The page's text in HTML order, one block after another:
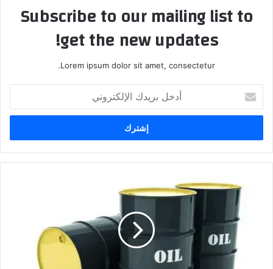
Subscribe to our mailing list to
get the new updates!
Lorem ipsum dolor sit amet, consectetur.
بريدك
الإلكتروني